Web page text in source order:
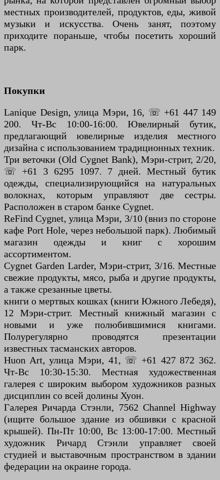
местных производителей, продуктов, еды, живой
музыки и искусства. Очень занят, поэтому
приходите пораньше, чтобы посетить хороший
парк.
Покупки
Lanique Design, улица Мэри, 16, ☏ +61 447 149
200. Чт-Вс 10:00-16:00. Ювелирный бутик,
предлагающий ювелирные изделия местного
дизайна с использованием традиционных техник.
Три веточки (Old Cygnet Bank), Мэри-стрит, 2/20,
☏ +61 3 6295 1097. 7 дней. Местный бутик
одежды, специализирующийся на натуральных
волокнах, которым управляют две сестры.
Расположен в старом банке Cygnet.
ReFind Cygnet, улица Мэри, 3/10 (вниз по стороне
кафе Port Hole, через небольшой парк). Любимый
магазин одежды и книг с хорошим
ассортиментом.
Cygnet Garden Larder, Мэри-стрит, 3/16. Местные
свежие продукты, мясо, рыба и другие продукты,
а также срезанные цветы.
книги о мертвых кошках (книги Южного Лебедя),
12 Мэри-стрит. Местный книжный магазин с
новыми и уже полюбившимися книгами.
Полурегулярно проводятся презентации
известных тасманских авторов.
Huon Art, улица Мэри, 41, ☏ +61 427 872 362.
Чт-Вс 10:30-15:30. Местная художественная
галерея с широким выбором художников разных
дисциплин со всей долины Хуон.
Галерея Ричарда Стэнли, 7562 Channel Highway
(ищите большое здание из обшивки с красной
крышей). Пн-Пт 10:00, Вс 13:00-17:00. Местный
художник Ричард Стэнли управляет своей
студией и выставочным пространством в здании
федерации на окраине города.